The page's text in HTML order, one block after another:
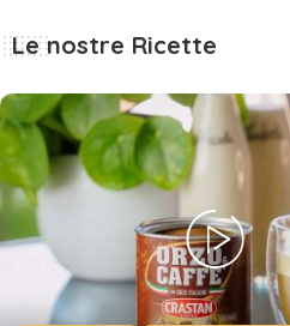
Le nostre Ricette